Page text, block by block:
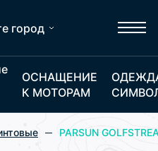
город
ОСНАЩЕНИЕ
К МОТОРАМ
PARSUN